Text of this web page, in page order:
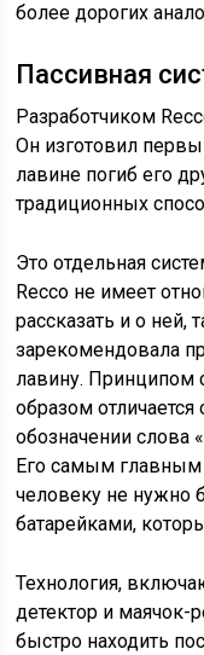
более дорогих
Пассивная
Разработчиком
Он изготовил
лавине погиб его
традиционных
Это отдельная
Recco не имеет
рассказать и о ней,
зарекомендовала
лавину. Принципом
образом
обозначении слова
Его самым главным
человеку не нужно
батарейками,
Технология,
детектор и маячок-
быстро находить